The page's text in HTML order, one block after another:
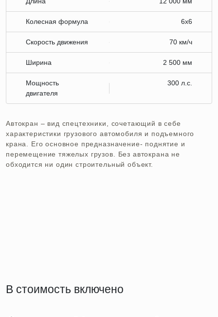
Колесная формула 6х6
Скорость движения 70 км/ч
Ширина 2 500 мм
Мощность
двигателя
300 л.с.
Автокран – вид спецтехники, сочетающий в себе
характеристики грузового автомобиля и подъемного
крана. Его основное предназначение- поднятие и
перемещение тяжелых грузов. Без автокрана не
обходится ни один строительный объект.
В стоимость включено